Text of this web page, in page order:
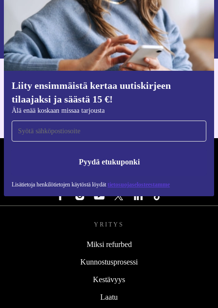
Liity ensimmäistä kertaa uutiskirjeen
tilaajaksi ja säästä 15 €!
Älä enää koskaan missaa tarjousta
Pyydä etukuponki
Lisätietoja henkilötietojen käytöstä löydät tietosuojaselosteestamme
Pyydä etukuponki
Lisätietoja henkilötietojen käytöstä löydättietosuojaselosteestamme.
iOS:lle ja Androidille
YRITYS
Miksi refurbed
Kunnostusprosessi
Kestävyys
Laatu